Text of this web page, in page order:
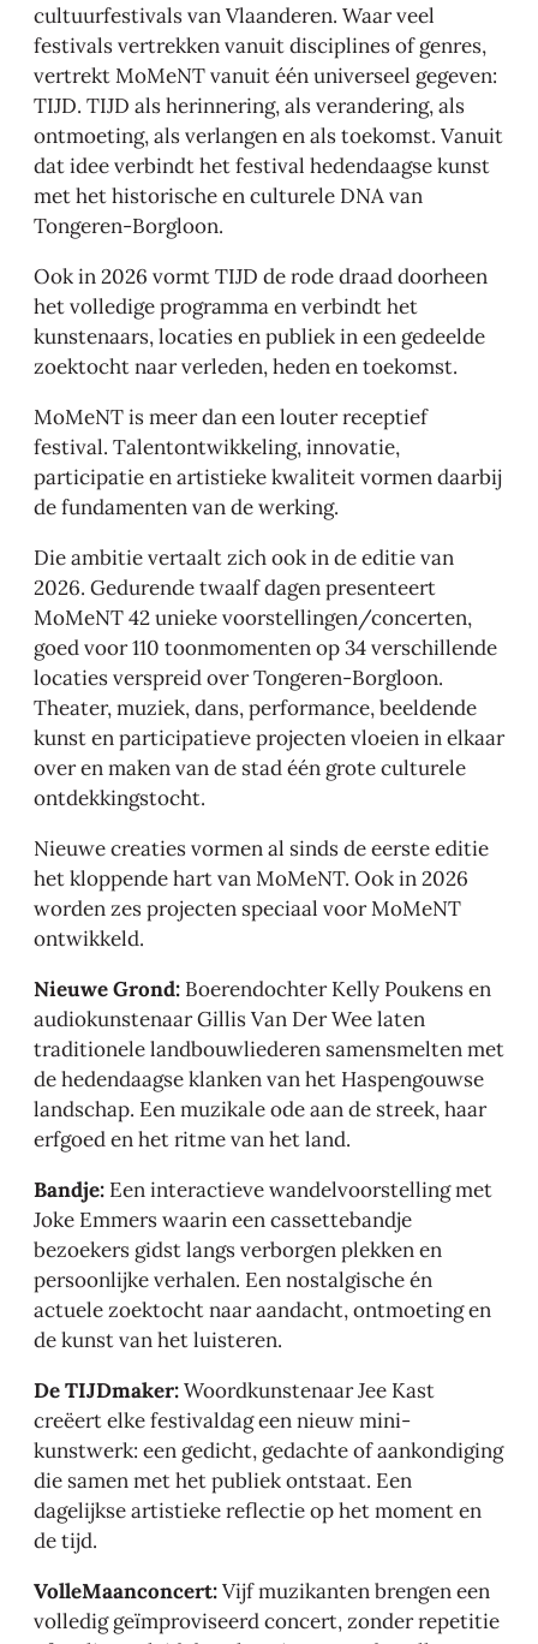
cultuurfestivals van Vlaanderen. Waar veel
festivals vertrekken vanuit disciplines of genres,
vertrekt MoMeNT vanuit één universeel gegeven:
TIJD. TIJD als herinnering, als verandering, als
ontmoeting, als verlangen en als toekomst. Vanuit
dat idee verbindt het festival hedendaagse kunst
met het historische en culturele DNA van
Tongeren-Borgloon.
Ook in 2026 vormt TIJD de rode draad doorheen
het volledige programma en verbindt het
kunstenaars, locaties en publiek in een gedeelde
zoektocht naar verleden, heden en toekomst.
MoMeNT is meer dan een louter receptief
festival. Talentontwikkeling, innovatie,
participatie en artistieke kwaliteit vormen daarbij
de fundamenten van de werking.
Die ambitie vertaalt zich ook in de editie van
2026. Gedurende twaalf dagen presenteert
MoMeNT 42 unieke voorstellingen/concerten,
goed voor 110 toonmomenten op 34 verschillende
locaties verspreid over Tongeren-Borgloon.
Theater, muziek, dans, performance, beeldende
kunst en participatieve projecten vloeien in elkaar
over en maken van de stad één grote culturele
ontdekkingstocht.
Nieuwe creaties vormen al sinds de eerste editie
het kloppende hart van MoMeNT. Ook in 2026
worden zes projecten speciaal voor MoMeNT
ontwikkeld.
Nieuwe Grond: Boerendochter Kelly Poukens en
audiokunstenaar Gillis Van Der Wee laten
traditionele landbouwliederen samensmelten met
de hedendaagse klanken van het Haspengouwse
landschap. Een muzikale ode aan de streek, haar
erfgoed en het ritme van het land.
Bandje: Een interactieve wandelvoorstelling met
Joke Emmers waarin een cassettebandje
bezoekers gidst langs verborgen plekken en
persoonlijke verhalen. Een nostalgische én
actuele zoektocht naar aandacht, ontmoeting en
de kunst van het luisteren.
De TIJDmaker:Woordkunstenaar Jee Kast
creëert elke festivaldag een nieuw mini-
kunstwerk: een gedicht, gedachte of aankondiging
die samen met het publiek ontstaat. Een
dagelijkse artistieke reflectie op het moment en
de tijd.
VolleMaanconcert:Vijf muzikanten brengen een
volledig geïmproviseerd concert, zonder repetitie